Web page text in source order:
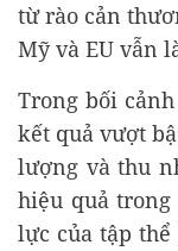
từ rào cản
Mỹ và EU vẫn
Trong bối
kết quả vượt
lượng và thu
hiệu quả
lực của tập